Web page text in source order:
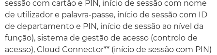
sessão com cartão e PIN, início de sessão com nome
de utilizador e palavra-passe, início de sessão com ID
de departamento e PIN, início de sessão ao nível da
função), sistema de gestão de acesso (controlo de
acesso), Cloud Connector** (início de sessão com PIN)